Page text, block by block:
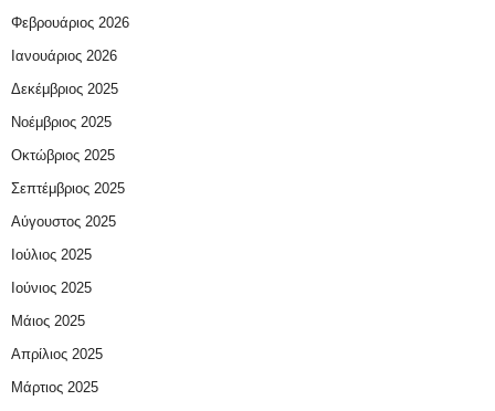
Φεβρουάριος 2026
Ιανουάριος 2026
Δεκέμβριος 2025
Νοέμβριος 2025
Οκτώβριος 2025
Σεπτέμβριος 2025
Αύγουστος 2025
Ιούλιος 2025
Ιούνιος 2025
Μάιος 2025
Απρίλιος 2025
Μάρτιος 2025